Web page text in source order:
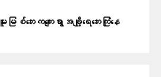
မူးမြစ်ဘေးကကျေးရွာအချို့ရေဘေးကြုံနေ